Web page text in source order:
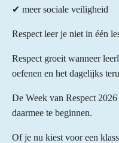
✔ meer sociale veiligheid
Respect leer je niet in één
Respect groeit wanneer
oefenen en het dagelijks
De Week van Respect
daarmee te beginnen.
Of je nu kiest voor een